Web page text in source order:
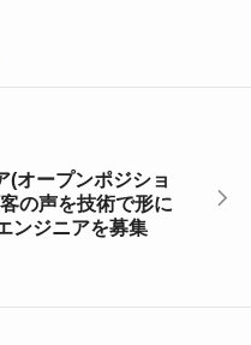
(オープンポジショ
の声を技術で形に
ンジニアを募集